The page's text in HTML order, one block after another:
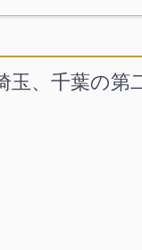
玉、千葉の第